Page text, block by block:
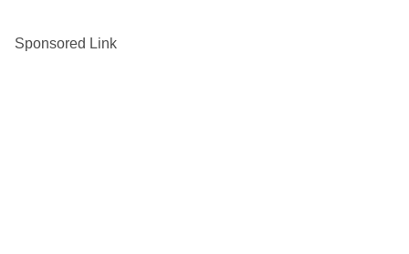
Sponsored Link